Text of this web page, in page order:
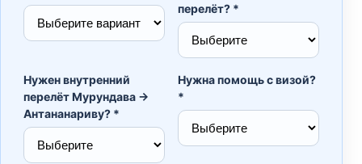
перелёт? *
Нужен внутренний
перелёт Мурундава →
Антананариву? *
Нужна помощь с визой?
*